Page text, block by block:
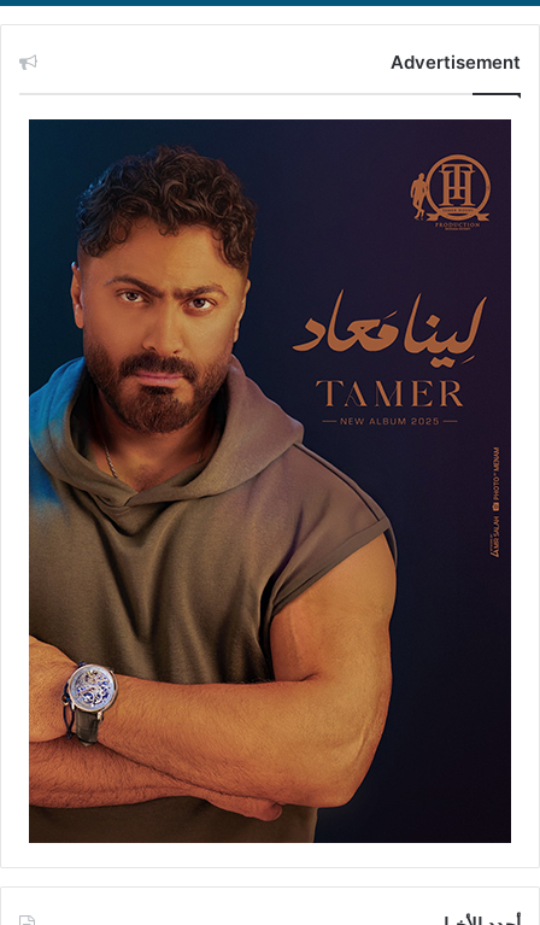
Advertisement